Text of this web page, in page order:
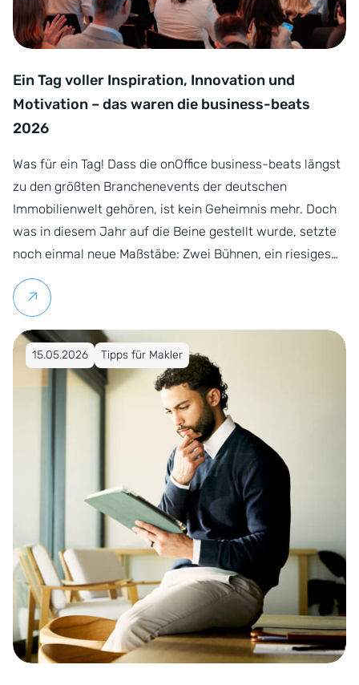
Ein Tag voller Inspiration, Innovation und
Motivation – das waren die business-beats
2026
Was für ein Tag! Dass die onOffice business-beats längst
zu den größten Branchenevents der deutschen
Immobilienwelt gehören, ist kein Geheimnis mehr. Doch
was in diesem Jahr auf die Beine gestellt wurde, setzte
noch einmal neue Maßstäbe: Zwei Bühnen, ein riesiges…
Weiterlesen
Veröffentlicht am 15.05.2026
15.05.2026 Tipps für Makler